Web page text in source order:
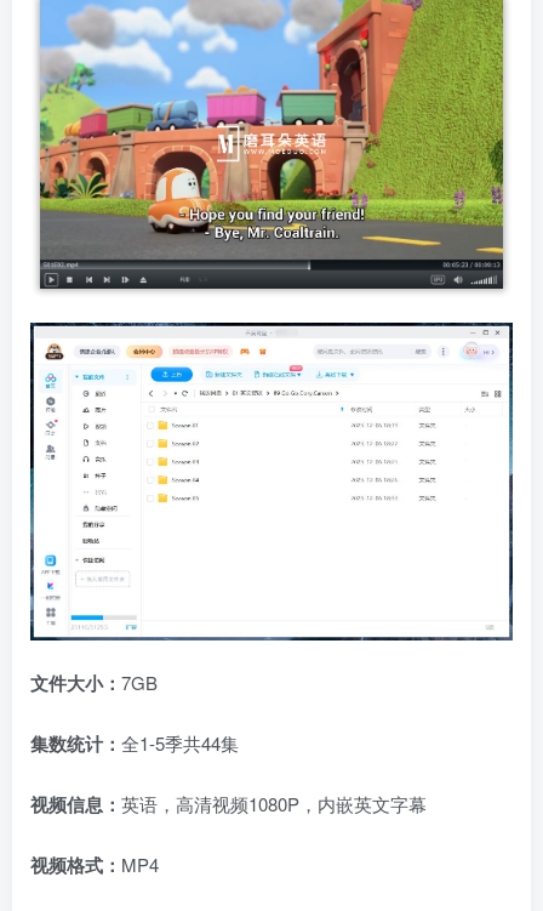
文件大小： 7GB
集数统计： 全1-5季共44集
视频信息： 英语，高清视频1080P，内嵌英文字幕
视频格式： MP4